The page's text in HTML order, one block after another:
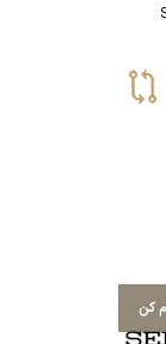
کن